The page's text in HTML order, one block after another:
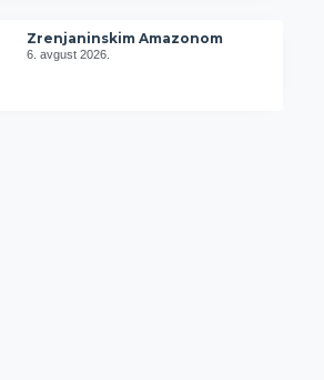
Zrenjaninskim Amazonom
6. avgust 2026.